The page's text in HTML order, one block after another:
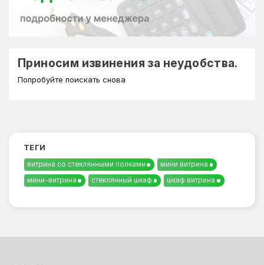
ТЕГИ
витрина со стеклянными полками
мини витрина
мини-витрина
стеклянный шкаф шкаф витрина
Приносим извинения за неудобства.
Попробуйте поискать снова